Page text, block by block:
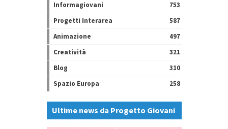
Informagiovani
753
Progetti Interarea
587
Animazione
497
Creatività
321
Blog
310
Spazio Europa
258
Ultime news da Progetto Giovani